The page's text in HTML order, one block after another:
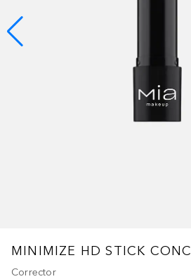
MINIMIZE HD STICK
Corrector